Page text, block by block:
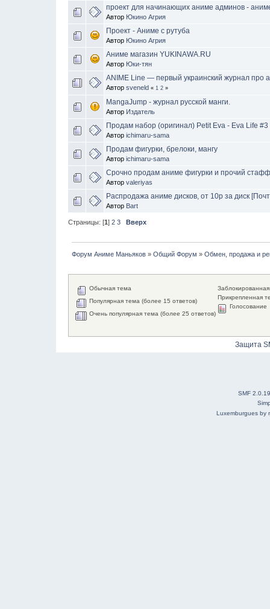
проект для начинающих аниме админов -
Автор Юкино Агрия
Проект - Аниме с рутуба
Автор Юкино Агрия
Аниме магазин YUKINAWA.RU
Автор Юки-тян
ANIME Line — первый украинский журнал про
Авторsveneld «1 2 »
MangaJump - журнал русской манги.
Автор Издатель
Продам набор (оригинал) Petit Eva - Eva Life #3
Авторichimaru-sama
Продам фигурки, брелоки, мангу
Авторichimaru-sama
Срочно продам аниме фигурки и прочий
Авторvaleriyas
Распродажа аниме дисков, от 10р за диск
Автор Bart
Страницы: [1]2 3 Вверх
Форум Аниме Маньяков »Общий Форум »Обмен, продажа и
Обычная тема
Популярная тема (более 15 ответов)
Очень популярная тема (более 25 ответов)
Прикрепленная
Голосование
Защита
SMF 2.0.19
Luxemburgues by